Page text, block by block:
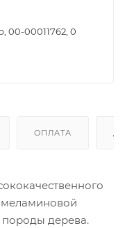
00-00011762, 0
ОПЛАТА
дерева.